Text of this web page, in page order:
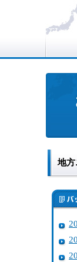
地方